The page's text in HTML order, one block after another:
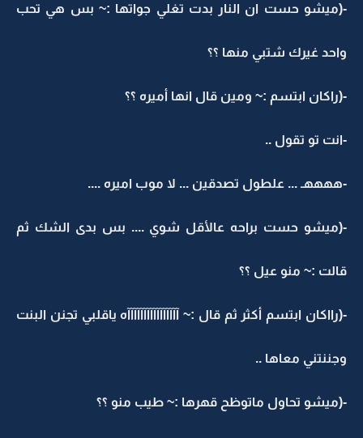
-(ميشو حست ان النار بدت تغلي جواتها :~ بس هي تحب
واحد غيرك شتبي منها ؟؟
-(راكان ابتسم :~ ومين قال انها أميره ؟؟
-انت تو تقول ..
-ههههـ ... علطول تصدقين ... لا موب اميره ....
-(ميشو حست براحه عالأقل شوي .... بس بدى الشك ثم
قالت :~ منو عيل ؟؟
-(رااكان ابتسم أكثر ثم قال :~ آآآآآآآآآآآآآآآآه ياقلبي تجنن البنت
وجننتني معاها ..
-(ميشو تحاول ماتوظح قهرها :~ طيب منو ؟؟